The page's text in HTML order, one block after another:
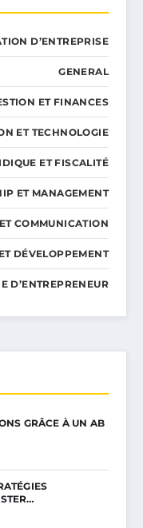
D’ENTREPRISE
GENERAL
ET FINANCES
ET TECHNOLOGIE
ET FISCALITÉ
ET MANAGEMENT
COMMUNICATION
DÉVELOPPEMENT
D’ENTREPRENEUR
GRÂCE À UN AB